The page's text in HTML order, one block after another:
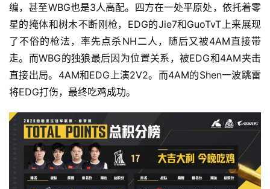
游
茶
对
接
上
海
站
编，甚至WBG也是3人高配。四方在一处平原处，依托着零
星的掩体和树木不断刚枪，EDG的Jie7和GuoTvT上来展现
了不俗的枪法，率先点杀NH二人，随后又被4AM直接带
走。而WBG的独狼最后因为位置关系，被EDG和4AM夹击
直接出局。4AM和EDG上演2V2。而4AM的Shen一波跳雷
将EDG打伤，最终吃鸡成功。